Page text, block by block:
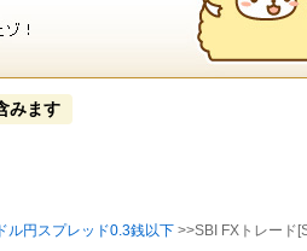
みます
ドル円スプレッド0.3銭以下 >>SBI FXトレード